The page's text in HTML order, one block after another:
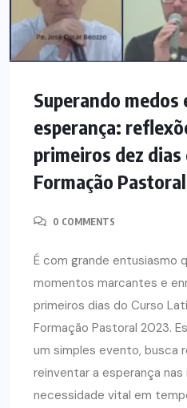
Superando medos
esperança:
primeiros dez dias
Formação
0 COMMENTS
É com grande entusiasmo
momentos marcantes e
primeiros dias do Curso
Formação Pastoral 2023.
um simples evento, busca
reinventar a esperança
necessidade vital em